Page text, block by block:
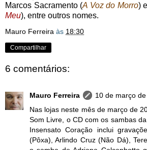
Marcos Sacramento (A Voz do Morro)
Meu), entre outros nomes.
Mauro Ferreira às 18:30
Compartilhar
6 comentários:
Mauro Ferreira
10 de março
Nas lojas neste mês de março de
Som Livre, o CD com os sambas
Insensato Coração inclui
(Pôxa), Arlindo Cruz (Não Dá),